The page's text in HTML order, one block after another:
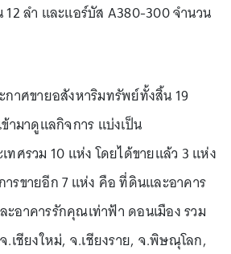
ลำ และแอร์บัส A380-300 จำนวน
กาศขายอสังหาริมทรัพย์ทั้งสิ้น 19
ามาดูแลกิจการ แบ่งเป็น
ทศรวม 10 แห่ง โดยได้ขายแล้ว 3 แห่ง
ารขายอีก 7 แห่ง คือ ที่ดินและอาคาร
อาคารรักคุณเท่าฟ้า ดอนเมือง รวม
เชียงใหม่, จ.เชียงราย, จ.พิษณุโลก,